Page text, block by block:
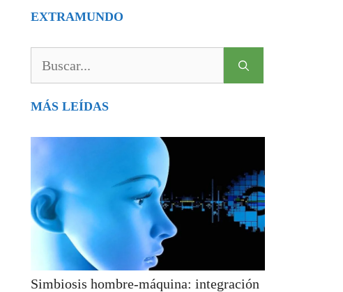
EXTRAMUNDO
MÁS LEÍDAS
Simbiosis hombre-máquina: integración